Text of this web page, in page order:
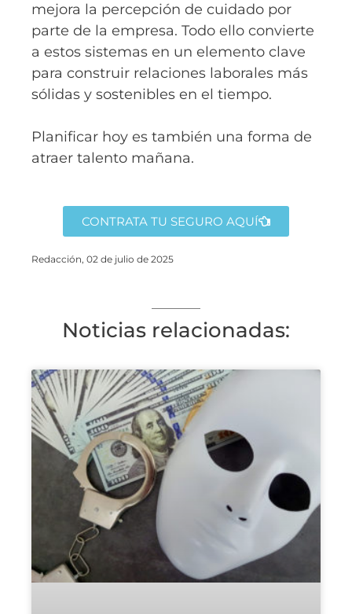
mejora la percepción de cuidado por
parte de la empresa. Todo ello convierte
a estos sistemas en un elemento clave
para construir relaciones laborales más
sólidas y sostenibles en el tiempo.
Planificar hoy es también una forma de
atraer talento mañana.
CONTRATA TU SEGURO AQUÍ
Redacción, 02 de julio de 2025
Noticias relacionadas: